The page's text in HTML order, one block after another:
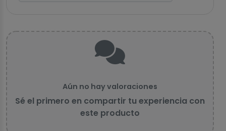
Aún no hay valoraciones
Sé el primero en compartir tu experiencia con
este producto